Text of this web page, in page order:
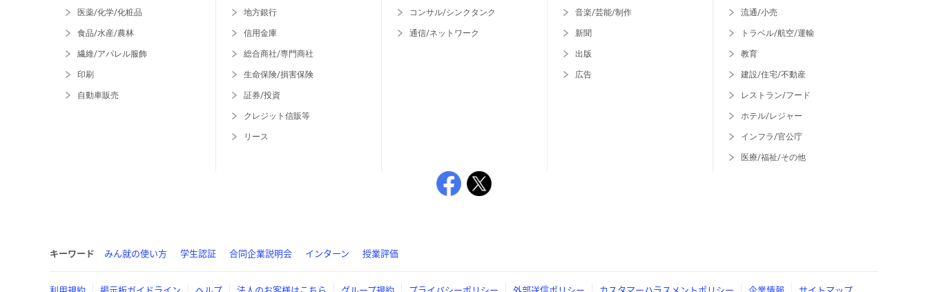
医薬/化学/化粧品
食品/水産/農林
繊維/アパレル服飾
印刷
自動車販売
地方銀行
信用金庫
総合商社/専門商社
生命保険/損害保険
証券/投資
クレジット信販等
リース
コンサル/シンクタンク
通信/ネットワーク
音楽/芸能/制作
新聞
出版
広告
流通/小売
トラベル/航空/運輸
教育
建設/住宅/不動産
レストラン/フード
ホテル/レジャー
インフラ/官公庁
医療/福祉/その他
キーワード みん就の使い方 学生認証 合同企業説明会 インターン 授業評価